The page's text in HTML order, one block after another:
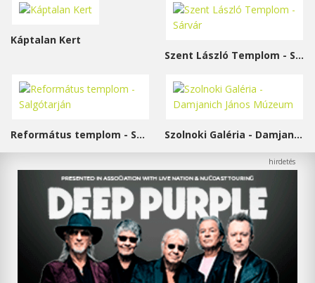
Káptalan Kert
Szent László Templom - Sárvár
Református templom - Salgótarján Szolnoki Galéria - Damjanich János Múzeum